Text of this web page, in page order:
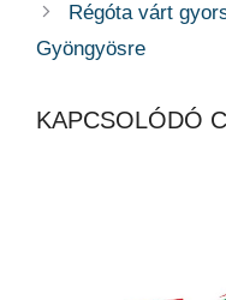
Régóta várt
Gyöngyösre
KAPCSOLÓDÓ